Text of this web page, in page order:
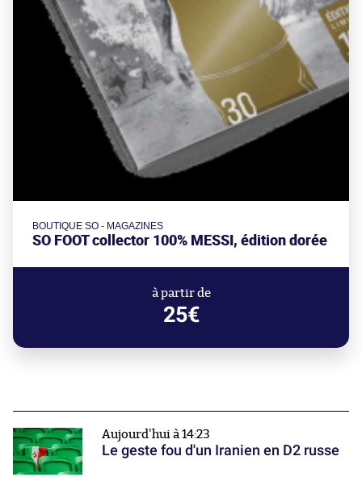
BOUTIQUE SO - MAGAZINES
SO FOOT collector 100% MESSI, édition dorée
à partir de
25€
Aujourd'hui à 14:23
Le geste fou d'un Iranien en D2 russe